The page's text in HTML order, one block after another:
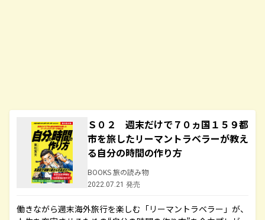
Ｓ０２ 週末だけで７０ヵ国１５９都
市を旅したリーマントラベラーが教え
る自分の時間の作り方
BOOKS 旅の読み物
2022.07.21 発売
働きながら週末海外旅行を楽しむ「リーマントラベラー」が、